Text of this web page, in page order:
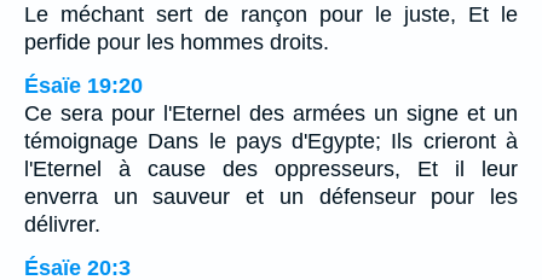
Le méchant sert de rançon pour le juste, Et le
perfide pour les hommes droits.
Ésaïe 19:20
Ce sera pour l'Eternel des armées un signe et un
témoignage Dans le pays d'Egypte; Ils crieront à
l'Eternel à cause des oppresseurs, Et il leur
enverra un sauveur et un défenseur pour les
délivrer.
Ésaïe 20:3